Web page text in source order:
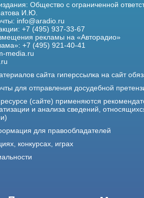
Общество с ограниченной
И.Ю.
info@aradio.ru
+7 (495) 937-33-67
рекламы на «Авторадио»
+7 (495) 921-40-41
media.ru
сайта гиперссылка на сайт
для отправления досудебной
(сайте) применяются
и анализа сведений,
для правообладателей
конкурсах, играх